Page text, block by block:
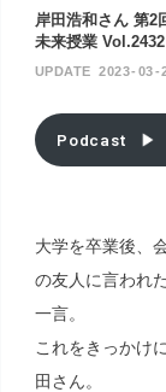
岸田浩和さん 第2
未来授業 Vol.2432
2023 03
Podcast
大学を卒業後、
の友人に言われ
一言。
これをきっかけ
田さん。